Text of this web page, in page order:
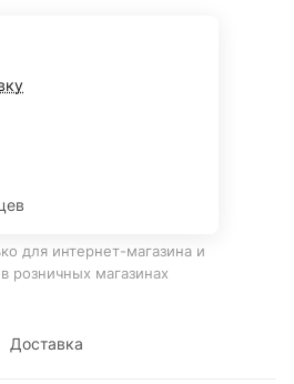
для интернет-магазина и
розничных магазинах
Доставка